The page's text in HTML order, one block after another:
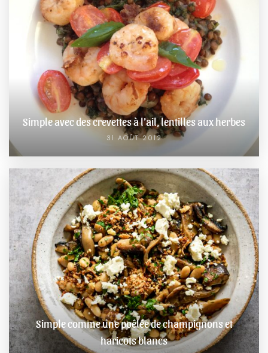
Simple avec des crevettes à l’ail, lentilles aux herbes
31 AOÛT 2012
Simple comme une poêlée de champignons et
haricots blancs